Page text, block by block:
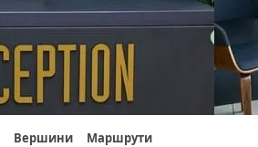
Вершини Маршрути